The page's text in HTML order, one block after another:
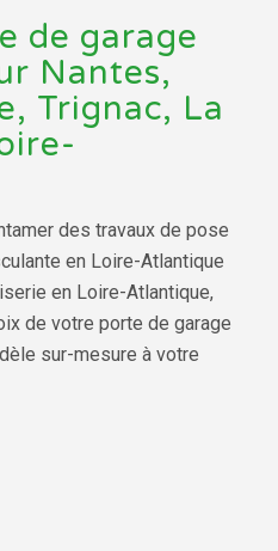
de garage
Nantes,
Trignac, La
des travaux de pose
en Loire-Atlantique
en Loire-Atlantique,
de votre porte de garage
sur-mesure à votre